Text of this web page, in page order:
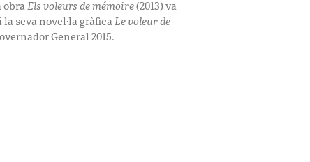
obraEls voleurs de mémoire(2013) va
la seva novel·la gràficaLe voleur de
General 2015.